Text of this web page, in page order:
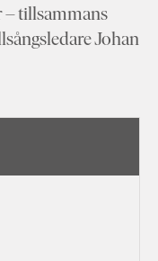
– tillsammans
Johan